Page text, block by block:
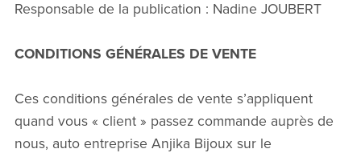
Responsable de la publication : Nadine JOUBERT
CONDITIONS GÉNÉRALES DE VENTE
Ces conditions générales de vente s’appliquent
quand vous « client » passez commande auprès de
nous, auto entreprise Anjika Bijoux sur le